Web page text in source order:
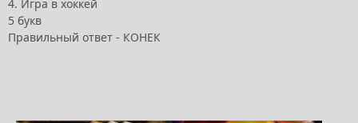
4. Игра в хоккей
5 букв
Правильный ответ - КОНЕК